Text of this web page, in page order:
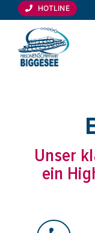
Inhalt
springen
HOTLINE
Unser
ein